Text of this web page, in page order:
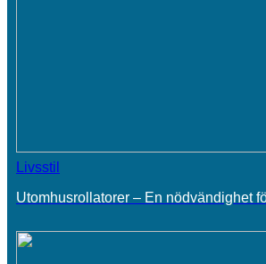
Livsstil
Utomhusrollatorer – En nödvändighet